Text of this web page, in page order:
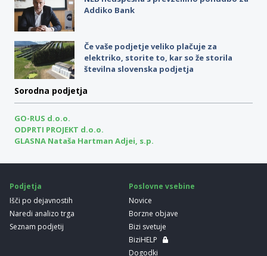
Addiko Bank
Če vaše podjetje veliko plačuje za
elektriko, storite to, kar so že storila
številna slovenska podjetja
Sorodna podjetja
GO-RUS d.o.o.
ODPRTI PROJEKT d.o.o.
GLASNA Nataša Hartman Adjei, s.p.
Podjetja
Išči po dejavnostih
Naredi analizo trga
Seznam podjetij
Poslovne vsebine
Novice
Borzne objave
Bizi svetuje
BiziHELP
Dogodki